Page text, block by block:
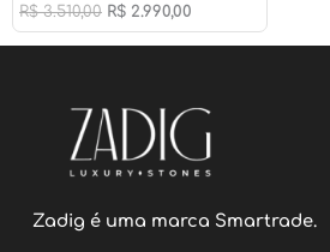
R$3.510,00 R$ 2.990,00
Zadig é uma marca Smartrade.